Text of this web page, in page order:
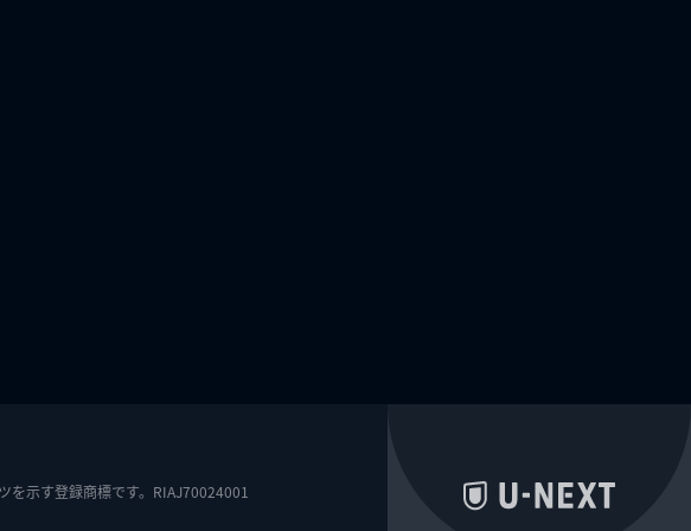
を示す登録商標です。RIAJ70024001